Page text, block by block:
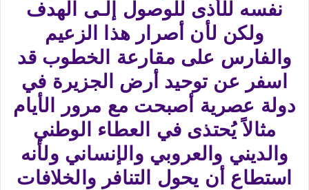
نفسه للأذى للوصول إلـى الهدف
ولكن لأن أصرار هذا الزعيم
والفارس على مقارعة الخطوب قد
اسفر عن توحيد أرض الجزيرة في
دولة عصرية أصبحت مع مرور الأيام
مثالاً يُحتذى في العطاء الوطني
والديني والعروبي والإنساني ولأنه
استطاع أن يحول التنافر والخلافات